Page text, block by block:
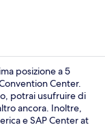
posizione a 5
Center.
potrai usufruire di
ancora. Inoltre,
e SAP Center at